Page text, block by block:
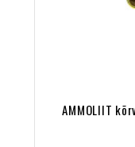
AMMOLIIT